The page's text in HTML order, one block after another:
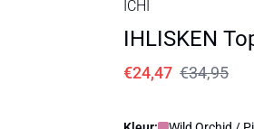
ICHI
IHLISKEN
€24,47 €34,95